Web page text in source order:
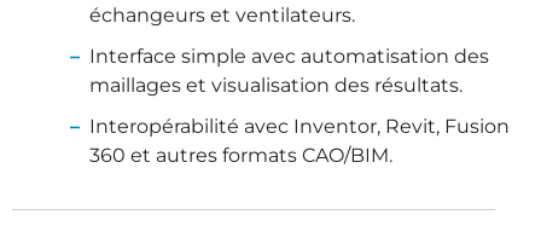
échangeurs et ventilateurs.
Interface simple avec automatisation des
maillages et visualisation des résultats.
Interopérabilité avec Inventor, Revit, Fusion
360 et autres formats CAO/BIM.